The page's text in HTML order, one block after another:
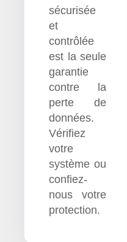
sécurisée
et
contrôlée
est la seule
garantie
contre la
perte de
données.
Vérifiez
votre
système ou
confiez-
nous votre
protection.